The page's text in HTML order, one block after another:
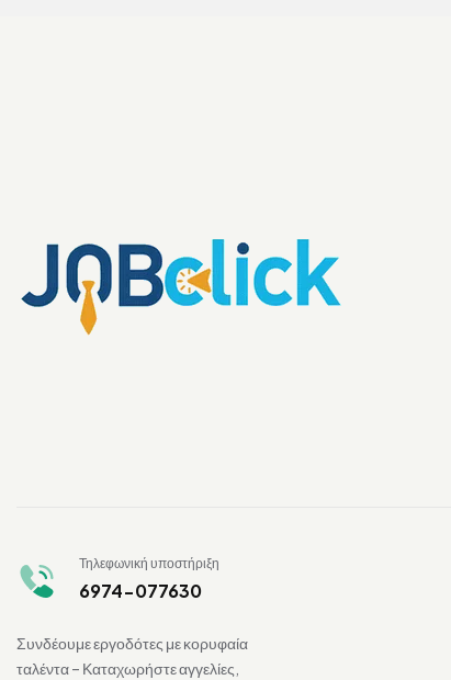
Τηλεφωνική υποστήριξη
6974-077630
Συνδέουμε εργοδότες με κορυφαία
ταλέντα – Καταχωρήστε αγγελίες,